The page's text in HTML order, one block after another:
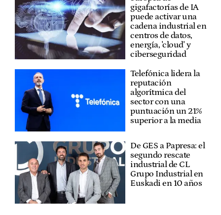
gigafactorías de IA
puede activar una
cadena industrial en
centros de datos,
energía, 'cloud' y
ciberseguridad
Telefónica lidera la
reputación
algorítmica del
sector con una
puntuación un 21%
superior a la media
De GES a Papresa: el
segundo rescate
industrial de CL
Grupo Industrial en
Euskadi en 10 años